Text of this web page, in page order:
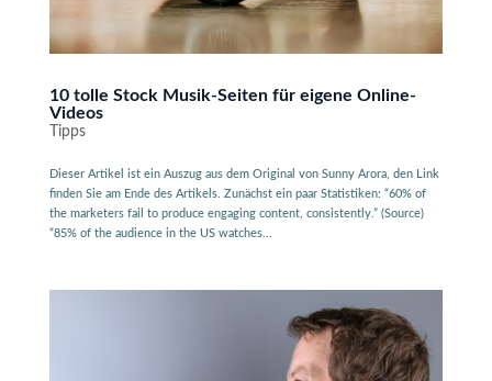
10 tolle Stock Musik-Seiten für eigene Online-
Videos
Tipps
Dieser Artikel ist ein Auszug aus dem Original von Sunny Arora, den Link
finden Sie am Ende des Artikels. Zunächst ein paar Statistiken: “60% of
the marketers fail to produce engaging content, consistently.” (Source)
“85% of the audience in the US watches...